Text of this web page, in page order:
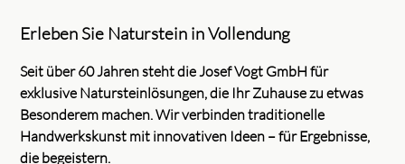
Erleben Sie Naturstein in Vollendung
Seit über 60 Jahren steht die Josef Vogt GmbH für
exklusive Natursteinlösungen, die Ihr Zuhause zu etwas
Besonderem machen. Wir verbinden traditionelle
Handwerkskunst mit innovativen Ideen – für Ergebnisse,
die begeistern.